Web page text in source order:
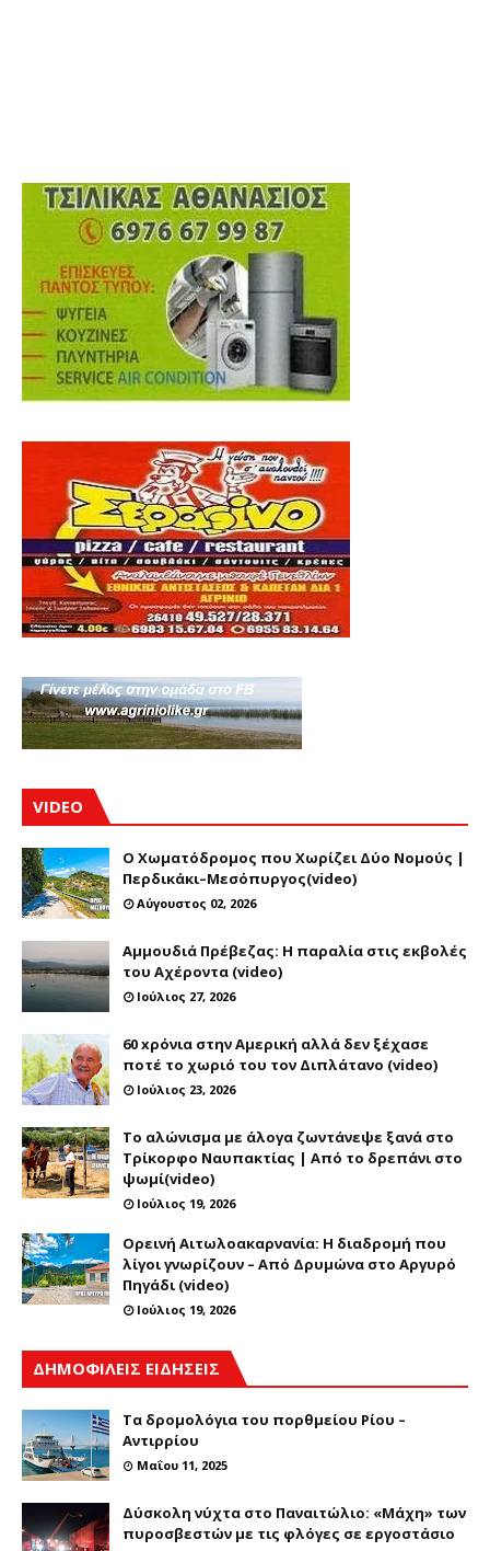
VIDEO
Ο Χωματόδρομος που Χωρίζει Δύο Νομούς |
Περδικάκι–Μεσόπυργος(video)
Αύγουστος 02, 2026
Αμμουδιά Πρέβεζας: Η παραλία στις εκβολές
του Αχέροντα (video)
Ιούλιος 27, 2026
60 xρόνια στην Αμερική αλλά δεν ξέχασε
ποτέ το χωριό του τον Διπλάτανο (video)
Ιούλιος 23, 2026
Το αλώνισμα με άλογα ζωντάνεψε ξανά στο
Τρίκορφο Ναυπακτίας | Από το δρεπάνι στο
ψωμί(video)
Ιούλιος 19, 2026
Ορεινή Αιτωλοακαρνανία: Η διαδρομή που
λίγοι γνωρίζουν – Από Δρυμώνα στο Αργυρό
Πηγάδι (video)
Ιούλιος 19, 2026
ΔΗΜΟΦΙΛΕΙΣ ΕΙΔΗΣΕΙΣ
Τα δρομολόγια του πορθμείου Ρίου –
Αντιρρίου
Μαΐου 11, 2025
Δύσκολη νύχτα στο Παναιτώλιο: «Μάχη» των
πυροσβεστών με τις φλόγες σε εργοστάσιο